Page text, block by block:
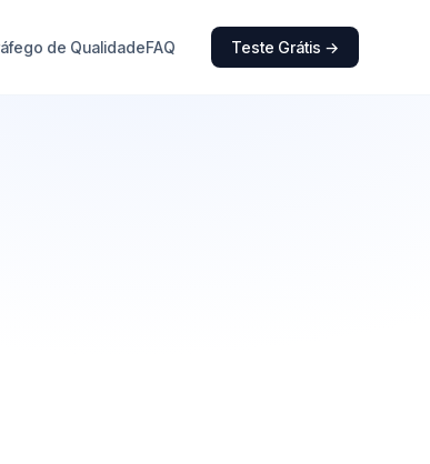
de QualidadeFAQ Teste Grátis →